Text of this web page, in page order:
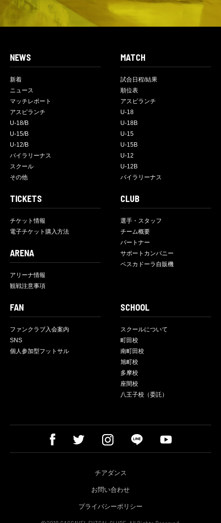
NEWS
新着
ニュース
マッチレポート
アスピランチ
U-18/B
U-15/B
U-12/B
バイラリーナス
スクール
その他
MATCH
試合日程/結果
順位表
アスピランチ
U-18
U-18B
U-15
U-15B
U-12
U-12B
バイラリーナス
TICKETS
チケット情報
電子チケット購入方法
ARENA
アリーナ情報
観戦注意事項
CLUB
選手・スタッフ
チーム概要
パートナー
サポートカンパニー
ペスカドーラ自販機
FAN
ファンクラブ入会案内
SNS
個人参加型フットサル
SCHOOL
スクールについて
町田校
南町田校
旭町校
多摩校
座間校
八王子校（委託）
チアダンス
お問い合わせ
プライバシーポリシー